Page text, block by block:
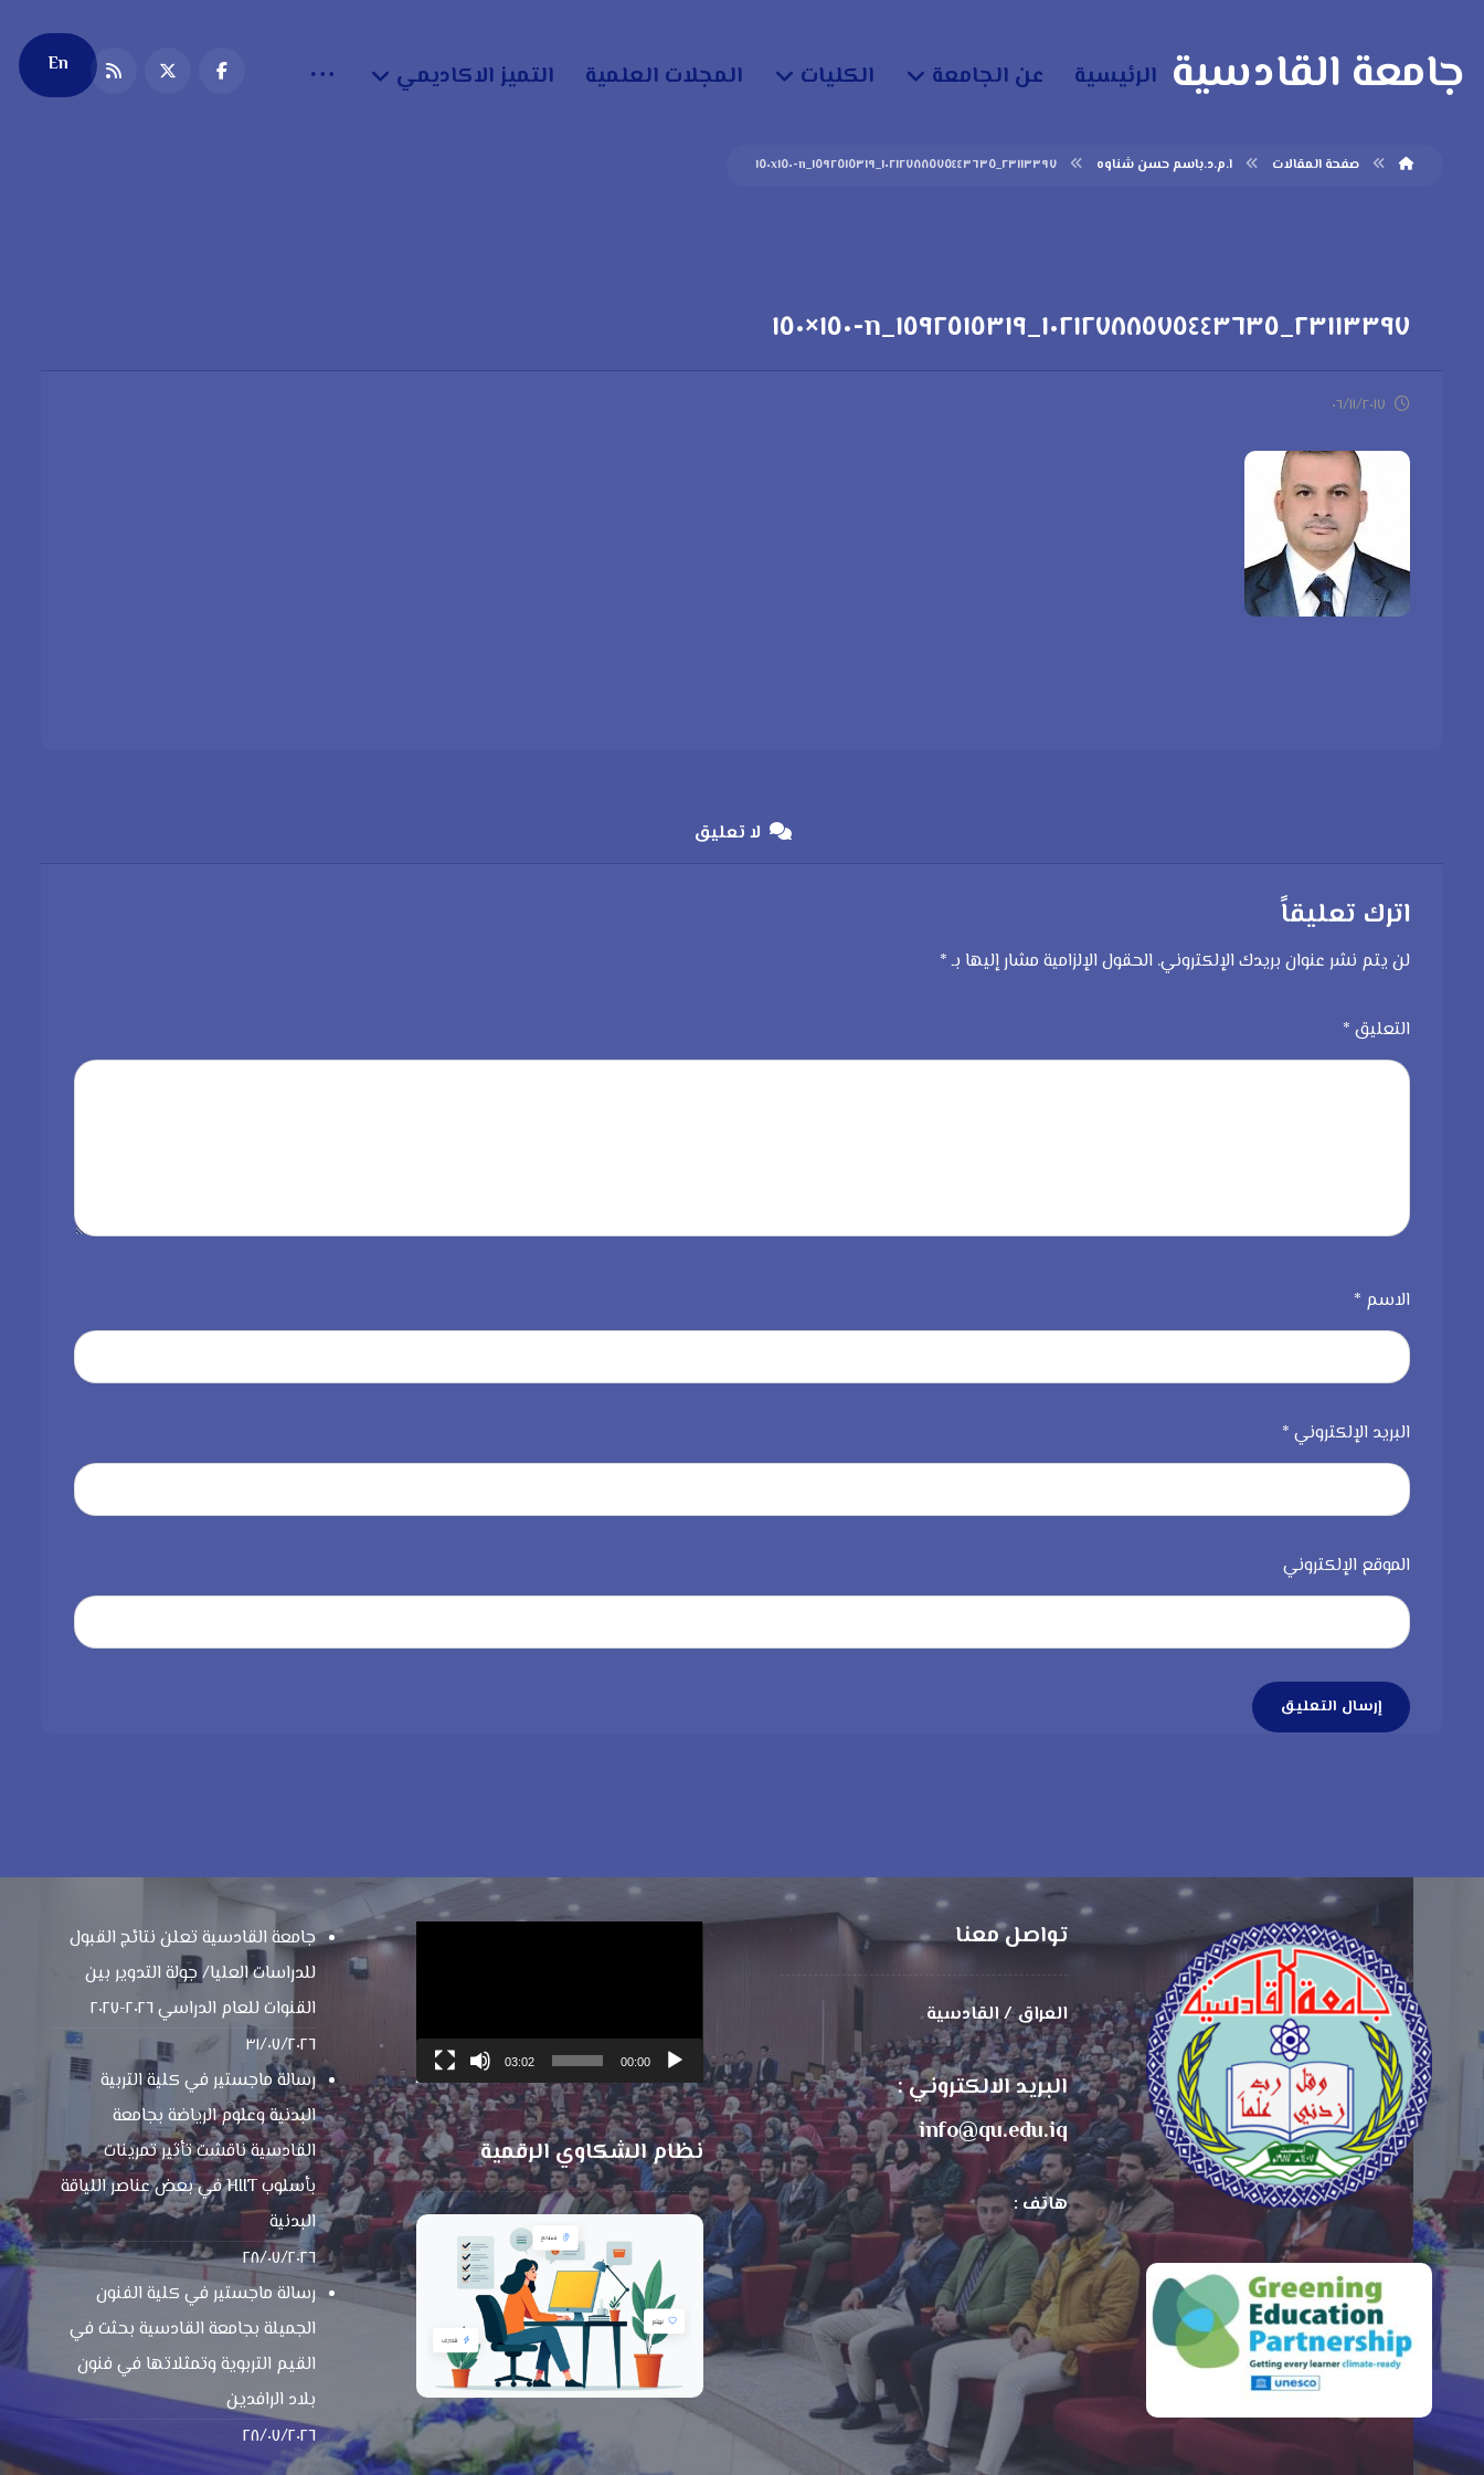
جامعة القادسية الرئيسية عن الجامعة الكليات المجلات العلمية التميز الاكاديمي En
صفحة المقالات ا.م.د.باسم حسن شناوه ٢٣١١٣٣٩٧_١٠٢١٢٧٨٨٥٧٥٤٤٣٦٣٥_١٥٩٢٥١٥٣١٩_n-١٥٠x١٥٠
٢٣١١٣٣٩٧_١٠٢١٢٧٨٨٥٧٥٤٤٣٦٣٥_١٥٩٢٥١٥٣١٩_n-١٥٠×١٥٠
٠٦/١١/٢٠١٧
لا تعليق
اترك تعليقاً
لن يتم نشر عنوان بريدك الإلكتروني. الحقول الإلزامية مشار إليها بـ*
التعليق *
الاسم *
البريد الإلكتروني *
الموقع الإلكتروني
إرسال التعليق
تواصل معنا
العراق / القادسية
البريد الالكتروني :
info@qu.edu.iq
هاتف :
00:00
03:02
نظام الشكاوي الرقمية
جامعة القادسية تعلن نتائج القبول
للدراسات العليا/ جولة التدوير بين
القنوات للعام الدراسي ٢٠٢٦-٢٠٢٧
٣١/٠٧/٢٠٢٦
رسالة ماجستير في كلية التربية
البدنية وعلوم الرياضة بجامعة
القادسية ناقشت تأثير تمرينات
بأسلوب HIIT في بعض عناصر اللياقة
البدنية
٢٨/٠٧/٢٠٢٦
رسالة ماجستير في كلية الفنون
الجميلة بجامعة القادسية بحثت في
القيم التربوية وتمثلاتها في فنون
بلاد الرافدين
٢٨/٠٧/٢٠٢٦